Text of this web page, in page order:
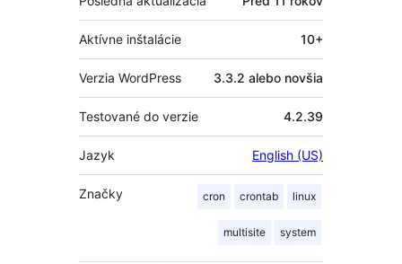
Aktívne inštalácie 10+
Verzia WordPress 3.3.2 alebo novšia
Testované do verzie 4.2.39
Jazyk English (US)
Značky cron crontab linux
multisite system